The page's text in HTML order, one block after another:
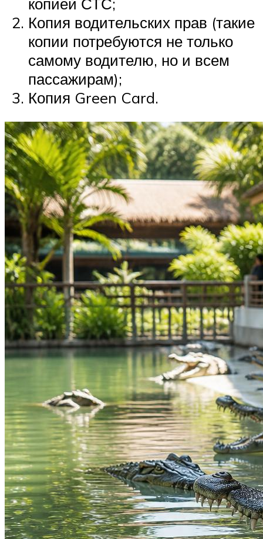
Копия водительских прав (такие
копии потребуются не только
самому водителю, но и всем
пассажирам);
Копия Green Card.